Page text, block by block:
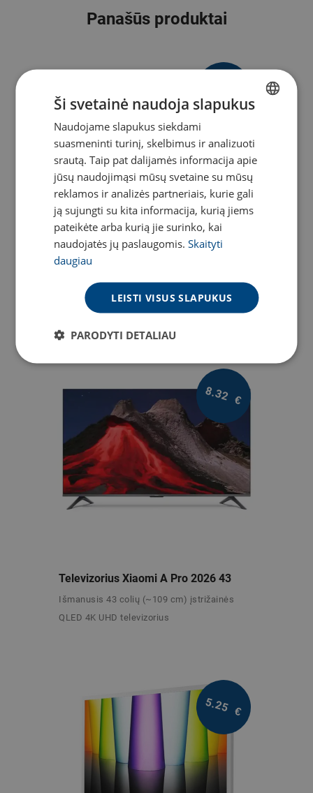
Panašūs produktai
Belaidės ausinės Sony LinkBuds S WF-
LS900N
IŠPARDUOTA
/mėn.
Televizorius Xiaomi A Pro 2026 43
Išmanusis 43 colių (~109 cm) įstrižainės
QLED 4K UHD televizorius
8.32 €
/mėn.
5.25 €
/mėn.
ENGLISH
Ši svetainė naudoja slapukus
Naudojame slapukus siekdami
suasmeninti turinį, skelbimus ir analizuoti
srautą. Taip pat dalijamės informacija apie
jūsų naudojimąsi mūsų svetaine su mūsų
reklamos ir analizės partneriais, kurie gali
ją sujungti su kita informacija, kurią jiems
pateikėte arba kurią jie surinko, kai
naudojatės jų paslaugomis. Skaityti
daugiau
LEISTI VISUS SLAPUKUS
PARODYTI DETALIAU